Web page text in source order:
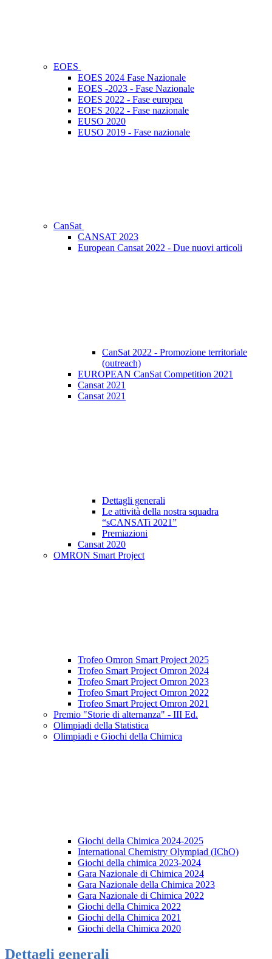
EOES
EOES 2024 Fase Nazionale
EOES -2023 - Fase Nazionale
EOES 2022 - Fase europea
EOES 2022 - Fase nazionale
EUSO 2020
EUSO 2019 - Fase nazionale
CanSat
CANSAT 2023
European Cansat 2022 - Due nuovi articoli
CanSat 2022 - Promozione territoriale
(outreach)
EUROPEAN CanSat Competition 2021
Cansat 2021
Cansat 2021
Dettagli generali
Le attività della nostra squadra
“sCANSATi 2021”
Premiazioni
Cansat 2020
OMRON Smart Project
Trofeo Omron Smart Project 2025
Trofeo Smart Project Omron 2024
Trofeo Smart Project Omron 2023
Trofeo Smart Project Omron 2022
Trofeo Smart Project Omron 2021
Premio "Storie di alternanza" - III Ed.
Olimpiadi della Statistica
Olimpiadi e Giochi della Chimica
Giochi della Chimica 2024-2025
International Chemistry Olympiad (IChO)
Giochi della chimica 2023-2024
Gara Nazionale di Chimica 2024
Gara Nazionale della Chimica 2023
Gara Nazionale di Chimica 2022
Giochi della Chimica 2022
Giochi della Chimica 2021
Giochi della Chimica 2020
Dettagli generali